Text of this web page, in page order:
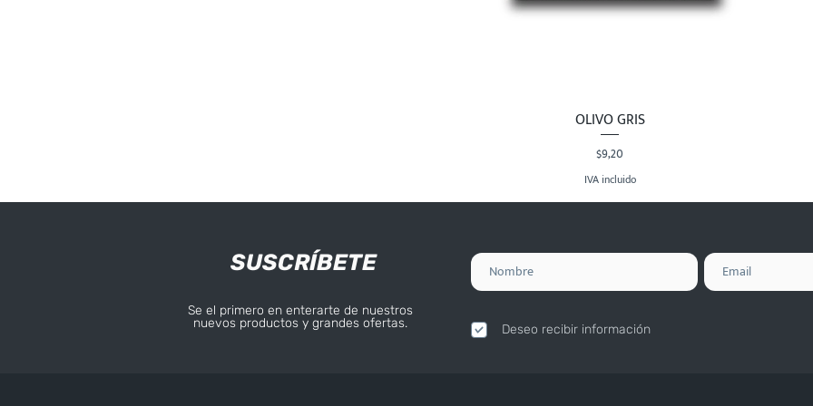
Vista rápida
OLIVO GRIS
Precio
$9,20
IVA incluido
SUSCRÍBETE
Se el primero en enterarte de nuestros
nuevos productos y grandes ofertas.
Deseo recibir información